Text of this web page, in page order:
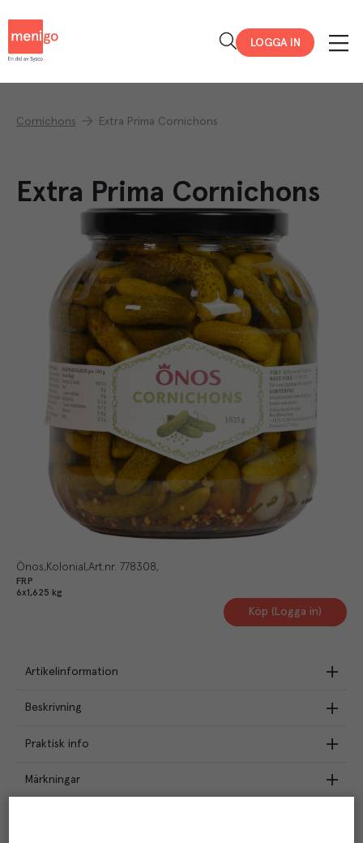
LOGGA IN
Cornichons Extra Prima Cornichons
Extra Prima Cornichons
Önos Kolonial Art.nr. 778308
FRP
6x1,625 kg
Köp (Logga in)
Artikelinformation
Beskrivning
Praktisk info
Märkningar